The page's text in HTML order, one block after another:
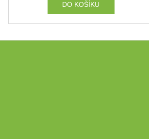
DO KOŠÍKU